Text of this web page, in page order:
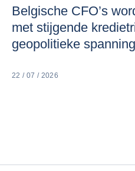
Belgische CFO’s
met stijgende
geopolitieke
22 / 07 / 2026